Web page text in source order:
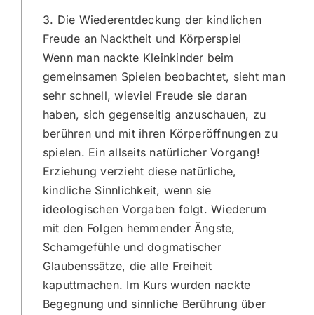
3. Die Wiederentdeckung der kindlichen
Freude an Nacktheit und Körperspiel
Wenn man nackte Kleinkinder beim
gemeinsamen Spielen beobachtet, sieht man
sehr schnell, wieviel Freude sie daran
haben, sich gegenseitig anzuschauen, zu
berühren und mit ihren Körperöffnungen zu
spielen. Ein allseits natürlicher Vorgang!
Erziehung verzieht diese natürliche,
kindliche Sinnlichkeit, wenn sie
ideologischen Vorgaben folgt. Wiederum
mit den Folgen hemmender Ängste,
Schamgefühle und dogmatischer
Glaubenssätze, die alle Freiheit
kaputtmachen. Im Kurs wurden nackte
Begegnung und sinnliche Berührung über